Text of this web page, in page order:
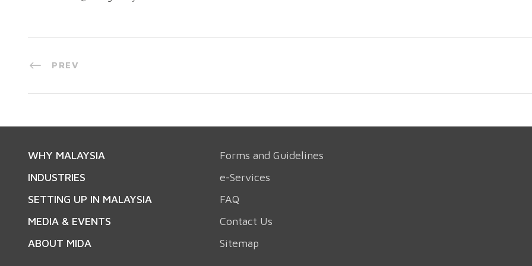
PREV
WHY MALAYSIA
INDUSTRIES
SETTING UP IN MALAYSIA
MEDIA & EVENTS
ABOUT MIDA
Forms and Guidelines
e-Services
FAQ
Contact Us
Sitemap